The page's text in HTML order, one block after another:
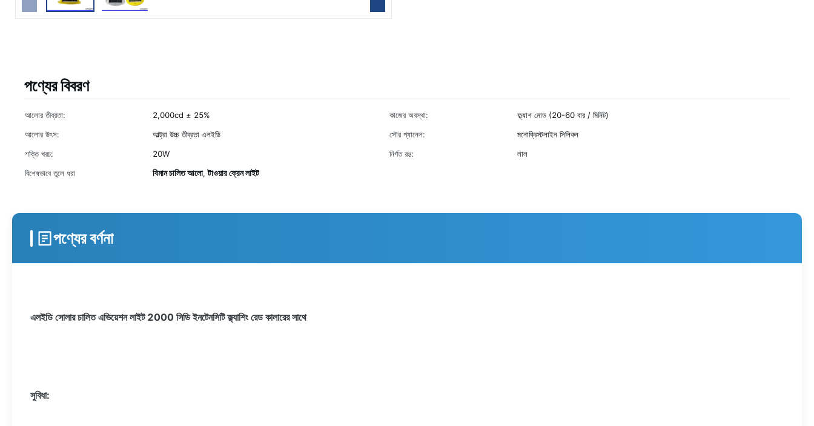
পণ্যের বিবরণ
আলোর তীব্রতা: 2,000cd ± 25% কাজের অবস্থা:
ফ্ল্যাশ মোড (20-60 বার / মিনিট)
আলোর উৎস:
আল্ট্রা উচ্চ তীব্রতা এলইডি সৌর প্যানেল:
মনোক্রিস্টলাইন সিলিকন
শক্তি খরচ:
20W নির্গত রঙ:
লাল
বিশেষভাবে তুলে ধরা
বিমান চালিত আলো,টাওয়ার ক্রেন লাইট
পণ্যের বর্ণনা
এলইডি সোলার চালিত এভিয়েশন লাইট 2000 সিডি ইনটেনসিটি ফ্ল্যাশিং রেড কালারের সাথে
সুবিধা: